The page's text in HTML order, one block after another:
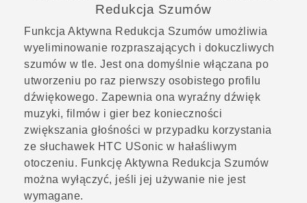
Redukcja Szumów
Funkcja Aktywna Redukcja Szumów umożliwia
wyeliminowanie rozpraszających i dokuczliwych
szumów w tle. Jest ona domyślnie włączana po
utworzeniu po raz pierwszy osobistego profilu
dźwiękowego. Zapewnia ona wyraźny dźwięk
muzyki, filmów i gier bez konieczności
zwiększania głośności w przypadku korzystania
ze słuchawek HTC USonic w hałaśliwym
otoczeniu. Funkcję Aktywna Redukcja Szumów
można wyłączyć, jeśli jej używanie nie jest
wymagane.